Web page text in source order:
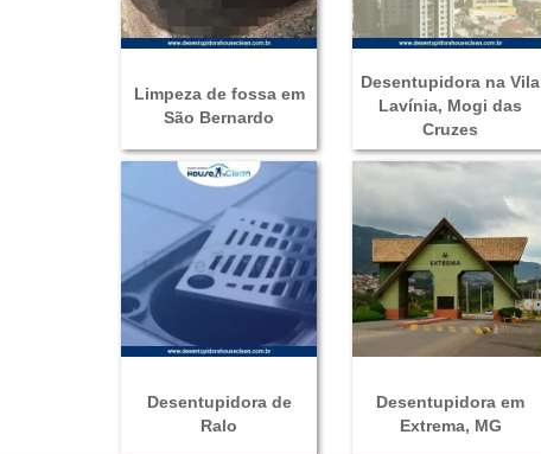
Limpeza de fossa em
São Bernardo
Desentupidora na Vila
Lavínia, Mogi das
Cruzes
Desentupidora de
Ralo
Desentupidora em
Extrema, MG